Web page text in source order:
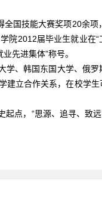
国技能大赛奖项20余项
院2012届毕业生就业在
先进集体”称号。
、韩国东国大学、俄罗
建立合作关系，在校学
点，“思源、追寻、致远